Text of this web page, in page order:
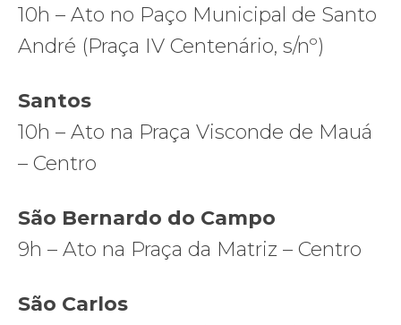
10h – Ato no Paço Municipal de Santo
André (Praça IV Centenário, s/nº)
Santos
10h – Ato na Praça Visconde de Mauá
– Centro
São Bernardo do Campo
9h – Ato na Praça da Matriz – Centro
São Carlos